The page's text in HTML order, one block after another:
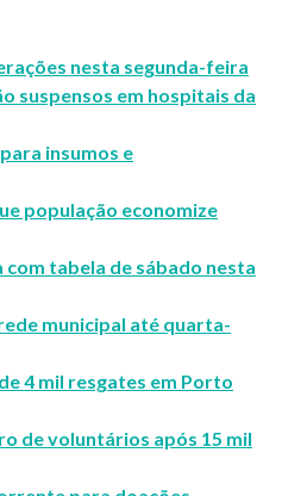
nesta segunda-feira
suspensos em hospitais da
insumos e
população economize
tabela de sábado nesta
municipal até quarta-
4 mil resgates em Porto
de voluntários após 15 mil